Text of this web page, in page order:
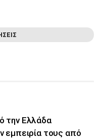
την Ελλάδα
εμπειρία τους από